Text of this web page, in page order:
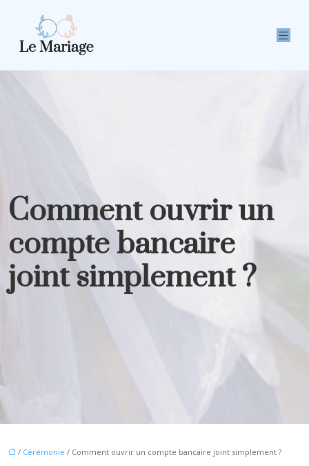
Comment ouvrir un
compte bancaire
joint simplement ?
/ Cérémonie / Comment ouvrir un compte bancaire joint simplement ?